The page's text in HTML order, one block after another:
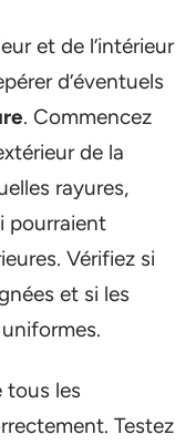
et de l’intérieur
d’éventuels
. Commencez
de la
rayures,
pourraient
Vérifiez si
et si les
tous les
Testez